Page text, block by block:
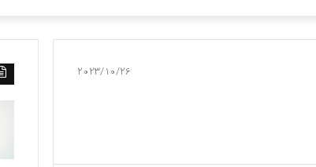
2023/10/26